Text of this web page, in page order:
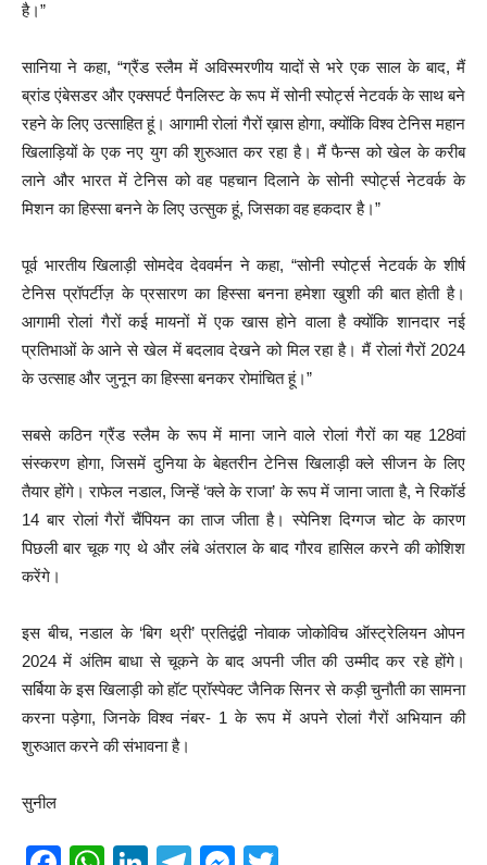
है।”
सानिया ने कहा, “ग्रैंड स्लैम में अविस्मरणीय यादों से भरे एक साल के बाद, मैं
ब्रांड एंबेसडर और एक्सपर्ट पैनलिस्ट के रूप में सोनी स्पोर्ट्स नेटवर्क के साथ बने
रहने के लिए उत्साहित हूं। आगामी रोलां गैरों ख़ास होगा, क्योंकि विश्व टेनिस महान
खिलाड़ियों के एक नए युग की शुरुआत कर रहा है। मैं फैन्स को खेल के करीब
लाने और भारत में टेनिस को वह पहचान दिलाने के सोनी स्पोर्ट्स नेटवर्क के
मिशन का हिस्सा बनने के लिए उत्सुक हूं, जिसका वह हकदार है।”
पूर्व भारतीय खिलाड़ी सोमदेव देववर्मन ने कहा, “सोनी स्पोर्ट्स नेटवर्क के शीर्ष
टेनिस प्रॉपर्टीज़ के प्रसारण का हिस्सा बनना हमेशा खुशी की बात होती है।
आगामी रोलां गैरों कई मायनों में एक खास होने वाला है क्योंकि शानदार नई
प्रतिभाओं के आने से खेल में बदलाव देखने को मिल रहा है। मैं रोलां गैरों 2024
के उत्साह और जुनून का हिस्सा बनकर रोमांचित हूं।”
सबसे कठिन ग्रैंड स्लैम के रूप में माना जाने वाले रोलां गैरों का यह 128वां
संस्करण होगा, जिसमें दुनिया के बेहतरीन टेनिस खिलाड़ी क्ले सीजन के लिए
तैयार होंगे। राफेल नडाल, जिन्हें ‘क्ले के राजा’ के रूप में जाना जाता है, ने रिकॉर्ड
14 बार रोलां गैरों चैंपियन का ताज जीता है। स्पेनिश दिग्गज चोट के कारण
पिछली बार चूक गए थे और लंबे अंतराल के बाद गौरव हासिल करने की कोशिश
करेंगे।
इस बीच, नडाल के ‘बिग थ्री’ प्रतिद्वंद्वी नोवाक जोकोविच ऑस्ट्रेलियन ओपन
2024 में अंतिम बाधा से चूकने के बाद अपनी जीत की उम्मीद कर रहे होंगे।
सर्बिया के इस खिलाड़ी को हॉट प्रॉस्पेक्ट जैनिक सिनर से कड़ी चुनौती का सामना
करना पड़ेगा, जिनके विश्व नंबर- 1 के रूप में अपने रोलां गैरों अभियान की
शुरुआत करने की संभावना है।
सुनील